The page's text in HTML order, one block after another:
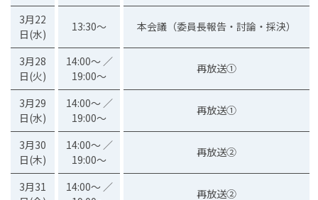
3月22
日(水)
13:30～ 本会議（委員長報告・討論・採決）
3月28
日(火)
14:00～ ／
19:00～
再放送①
3月29
日(水)
14:00～ ／
19:00～
再放送①
3月30
日(木)
14:00～ ／
19:00～
再放送②
3月31
14:00～ ／
再放送②